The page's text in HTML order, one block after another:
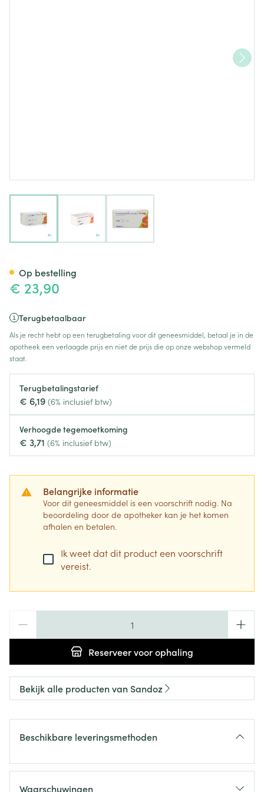
€ 23,90
Terugbetaalbaar
Als je recht hebt op een terugbetaling voor dit geneesmiddel, betaal je in de
apotheek een verlaagde prijs en niet de prijs die op onze webshop vermeld
staat.
Terugbetalingstarief
€ 6,19 (6% inclusief btw)
Verhoogde tegemoetkoming
€ 3,71 (6% inclusief btw)
Belangrijke informatie
Voor dit geneesmiddel is een voorschrift nodig. Na
beoordeling door de apotheker kan je het komen
afhalen en betalen.
Ik weet dat dit product een voorschrift
vereist.
Reserveervoor ophaling
Op bestelling
Bekijk alle producten van Sandoz
Beschikbare leveringsmethoden
Waarschuwingen